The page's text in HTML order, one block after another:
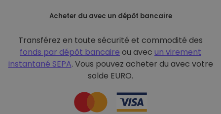
Acheter du avec un dépôt bancaire
Transférez en toute sécurité et commodité des
fonds par dépôt bancaire ou avec un virement
instantané SEPA. Vous pouvez acheter du avec votre
solde EURO.